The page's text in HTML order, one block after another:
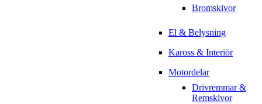
Bromskivor
El & Belysning
Kaross & Interiör
Motordelar
Drivremmar &
Remskivor